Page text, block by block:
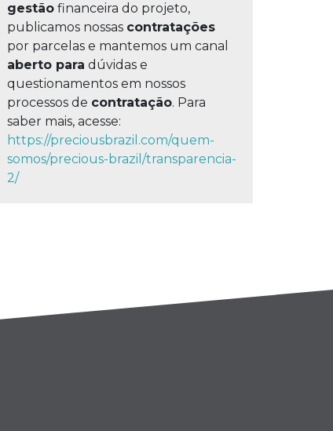
gestãofinanceira do projeto,
publicamos nossas contratações
por parcelas e mantemos um canal
aberto para dúvidas e
questionamentos em nossos
processos de contratação. Para
saber mais, acesse:
https://preciousbrazil.com/quem-
somos/precious-brazil/transparencia-
2/